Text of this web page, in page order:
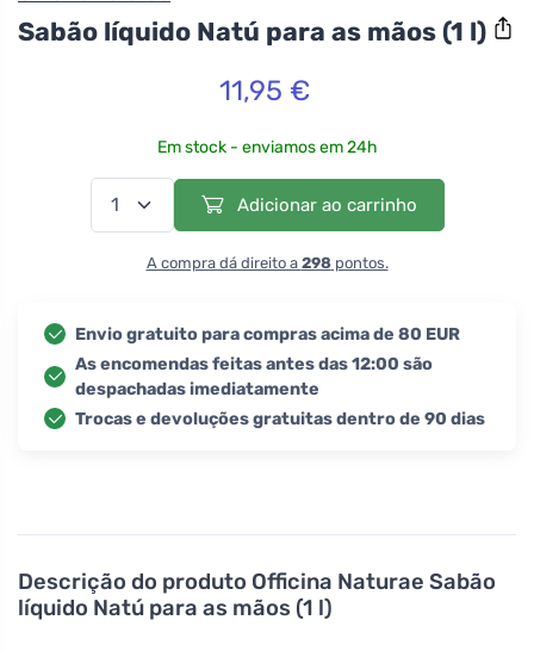
Descrição do produto Officina Naturae Sabão
líquido Natú para as mãos (1 l)
Sabão líquido Natú para as mãos (1 l)
11,95 €
Em stock - enviamos em 24h
Adicionar ao carrinho
A compra dá direito a 298pontos.
Envio gratuito para compras acima de 80 EUR
As encomendas feitas antes das 12:00 são
despachadas imediatamente
Trocas e devoluções gratuitas dentro de 90 dias